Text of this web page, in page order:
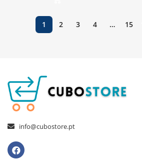
1 2 3 4 … 15
info@cubostore.pt